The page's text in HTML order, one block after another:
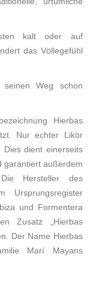
kalt oder auf
das Völlegefühl
Weg schon
Hierbas
Nur echter Likör
dient einerseits
garantiert außerdem
Hersteller des
Ursprungsregister
und Formentera
Zusatz „Hierbas
Der Name Hierbas
Marí Mayans